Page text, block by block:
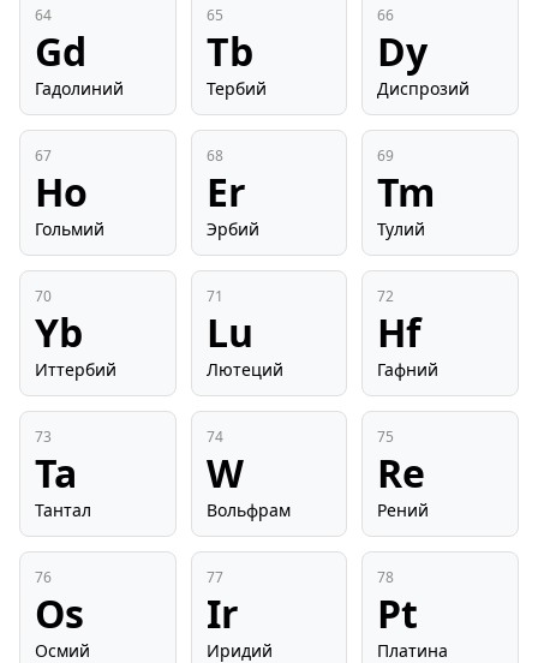
64
Gd
Гадолиний
65
Tb
Тербий
66
Dy
Диспрозий
67
Ho
Гольмий
68
Er
Эрбий
69
Tm
Тулий
70
Yb
Иттербий
71
Lu
Лютеций
72
Hf
Гафний
73
Ta
Тантал
74
W
Вольфрам
75
Re
Рений
76
Os
Осмий
77
Ir
Иридий
78
Pt
Платина